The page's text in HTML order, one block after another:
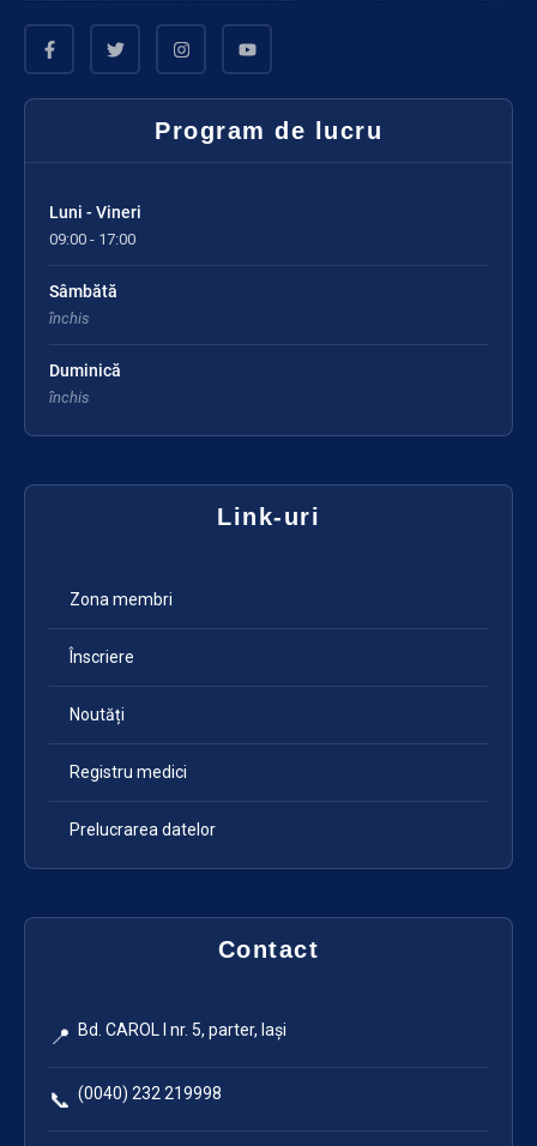
Program de lucru
Luni - Vineri
09:00 - 17:00
Sâmbătă
închis
Duminică
închis
Link-uri
Zona membri
Înscriere
Noutăți
Registru medici
Prelucrarea datelor
Contact
📍 Bd. CAROL I nr. 5, parter, Iași
📞 (0040) 232 219998